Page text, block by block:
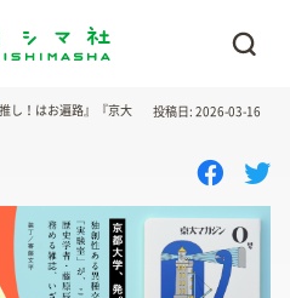
し！はお遍路』『京大
投稿日: 2026-03-16